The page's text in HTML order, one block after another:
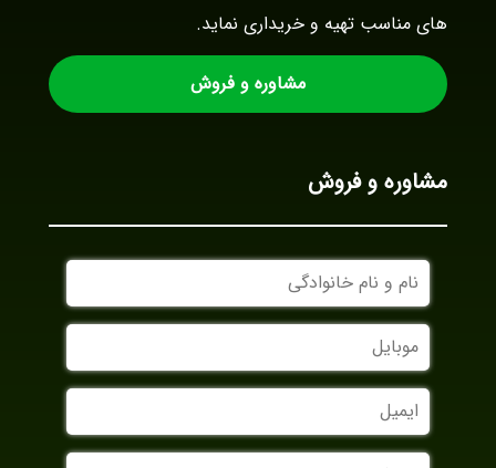
های مناسب تهیه و خریداری نماید.
مشاوره و فروش
مشاوره و فروش
نام
و
نام
خانوادگی
موبایل
ایمیل